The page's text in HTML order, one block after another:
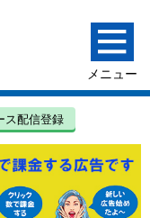
ス配信登録